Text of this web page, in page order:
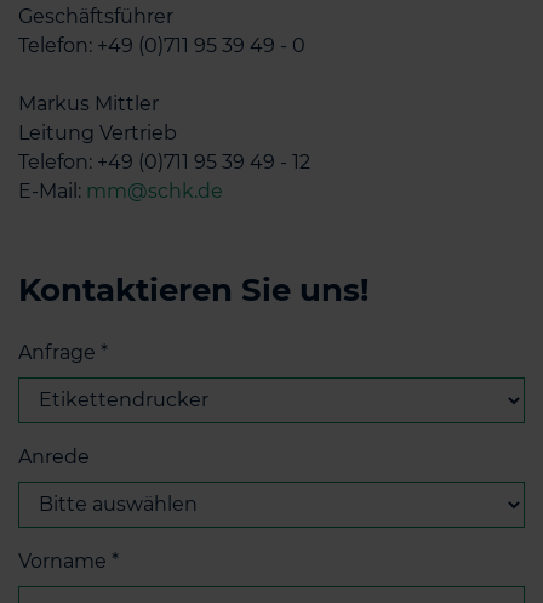
Geschäftsführer
Telefon: +49 (0)711 95 39 49 - 0
Markus Mittler
Leitung Vertrieb
Telefon: +49 (0)711 95 39 49 - 12
E-Mail: mm@schk.de
Kontaktieren Sie uns!
Anfrage *
Anrede
Vorname *